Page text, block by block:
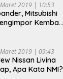
2019 | 10:53
Mitsubishi
Kembali
2019 | 09:43
Nissan Livina
Apa Kata NMI?